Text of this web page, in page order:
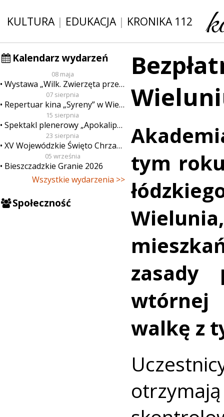
KULTURA| EDUKACJA| KRONIKA 112
Kalendarz wydarzeń
08 maja
Wystawa „Wilk. Zwierzęta przeklęte”
07 sierpnia
Repertuar kina „Syreny” w Wieluniu w dn. od 7 do 13 sierpnia
15 sierpnia
Spektakl plenerowy „Apokalipsa”
23 sierpnia
XV Wojewódzkie Święto Chrzanu
05 września
Bieszczadzkie Granie 2026
Wszystkie wydarzenia >>
Społeczność
tym
zasady
walkę z